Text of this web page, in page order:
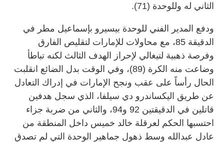
الثاني له وللوحدة (71).
ودفع المدير الفني للوحدة بيسيرو بإسماعيل مطر في
الدقيقة 85، مع محاولات للإمارات لتقليص الفارق
وفرصة ذهبية لتيغالي لإحراز الهدف الثالث لكنه تباطأ
وضاعت منه الكرة (89)، وفي الوقت بدل الضائع انقلبت
الحال رأساً على عقب ونجح الإمارات في إدراك التعادل
عن طريق اليكساندرو دي سيلفا، الذي سجل هدفين
قاتلين في الدقيقتين 92 و94، والثاني من ضربة جزاء
احتسبها الحكم لعرقلة خالد خميس داخل المنطقة من
عادل عبدالله وسط ذهول جماهير الوحدة التي لم تصدق